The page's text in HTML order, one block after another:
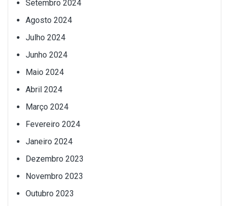
Setembro 2024
Agosto 2024
Julho 2024
Junho 2024
Maio 2024
Abril 2024
Março 2024
Fevereiro 2024
Janeiro 2024
Dezembro 2023
Novembro 2023
Outubro 2023